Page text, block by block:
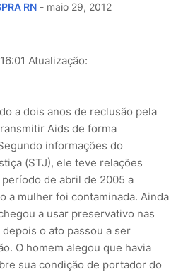
RN - maio 29, 2012
Atualização:
a dois anos de reclusão pela
Aids de forma
informações do
(STJ), ele teve relações
de abril de 2005 a
a mulher foi contaminada. Ainda
a usar preservativo nas
o ato passou a ser
O homem alegou que havia
sua condição de portador do